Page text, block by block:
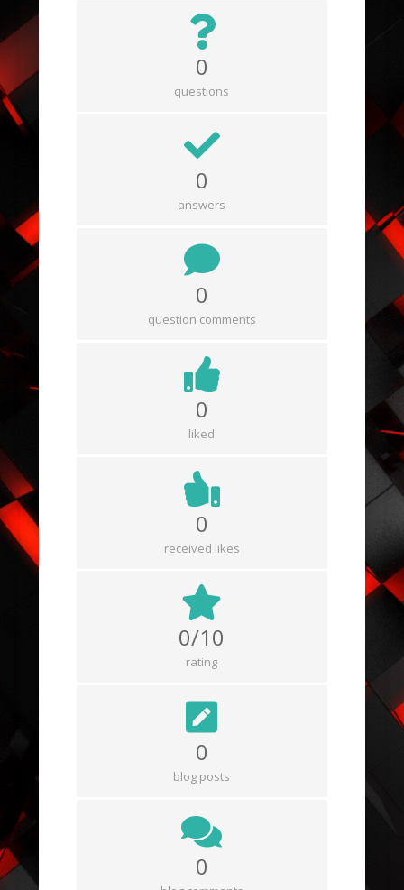
0
questions
0
answers
0
question comments
0
liked
0
received likes
0/10
rating
0
blog posts
0